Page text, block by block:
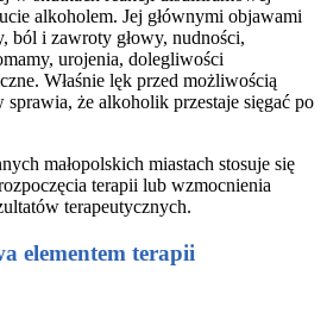
alkoholem. Jej głównymi objawami
ból i zawroty głowy, nudności,
urojenia, dolegliwości
Właśnie lęk przed możliwością
że alkoholik przestaje sięgać po
małopolskich miastach stosuje się
terapii lub wzmocnienia
terapeutycznych.
elementem terapii